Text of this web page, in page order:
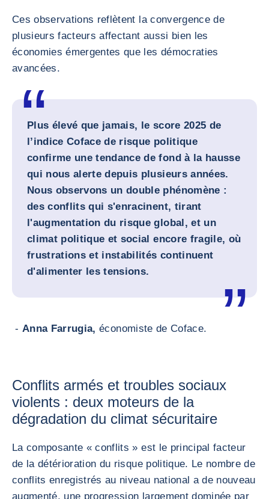
Ces observations reflètent la convergence de
plusieurs facteurs affectant aussi bien les
économies émergentes que les démocraties
avancées.
Plus élevé que jamais, le score 2025 de
l’indice Coface de risque politique
confirme une tendance de fond à la hausse
qui nous alerte depuis plusieurs années.
Nous observons un double phénomène :
des conflits qui s'enracinent, tirant
l'augmentation du risque global, et un
climat politique et social encore fragile, où
frustrations et instabilités continuent
d'alimenter les tensions.
-Anna Farrugia,économiste de Coface.
Conflits armés et troubles sociaux
violents : deux moteurs de la
dégradation du climat sécuritaire
La composante « conflits » est le principal facteur
de la détérioration du risque politique. Le nombre de
conflits enregistrés au niveau national a de nouveau
augmenté, une progression largement dominée par